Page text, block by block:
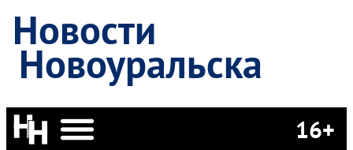
Новости
Новоуральска
16+